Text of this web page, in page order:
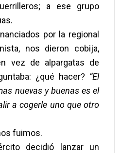
a ese grupo
por la regional
nos dieron cobija,
vez de alpargatas de
¿qué hacer? “El
nuevas y buenas es el
a cogerle uno que otro
fuimos.
decidió lanzar un